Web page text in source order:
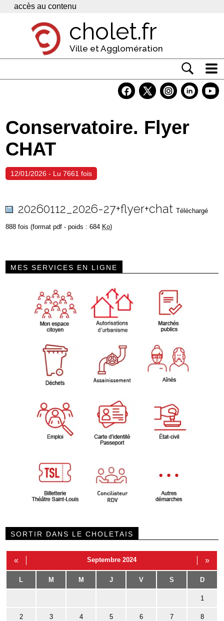
Panneau de gestion des cookies
accès au contenu
cholet.fr
Ville et Agglomération
Economie
Services
Contacts
Conservatoire. Flyer
CHAT
12/01/2026 - Lu 7661 fois
20260112_2026-27+flyer+chat Téléchargé
888 fois (format pdf - poids : 684 Ko)
MES SERVICES EN LIGNE
SORTIR DANS LE CHOLETAIS
« Septembre 2024 »
L M M J V S D
1
2 3 4 5 6 7 8